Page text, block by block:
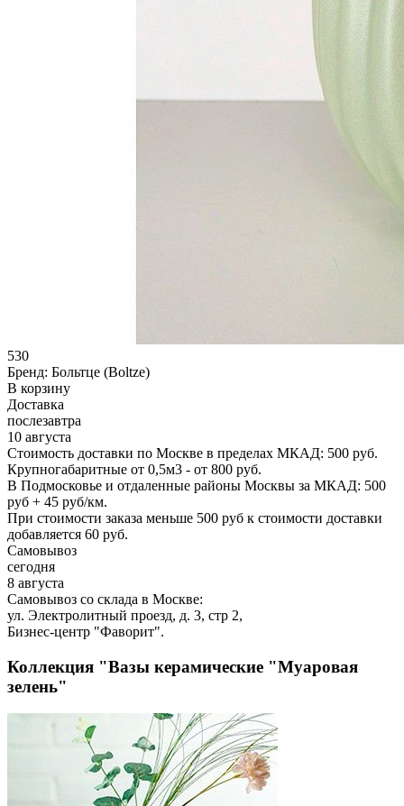
530
Бренд: Больтце (Boltze)
В корзину
Доставка
послезавтра
10 августа
Стоимость доставки по Москве в пределах МКАД: 500 руб.
Крупногабаритные от 0,5м3 - от 800 руб.
В Подмосковье и отдаленные районы Москвы за МКАД: 500
руб + 45 руб/км.
При стоимости заказа меньше 500 руб к стоимости доставки
добавляется 60 руб.
Самовывоз
сегодня
8 августа
Самовывоз со склада в Москве:
ул. Электролитный проезд, д. 3, стр 2,
Бизнес-центр "Фаворит".
Коллекция "Вазы керамические "Муаровая
зелень"